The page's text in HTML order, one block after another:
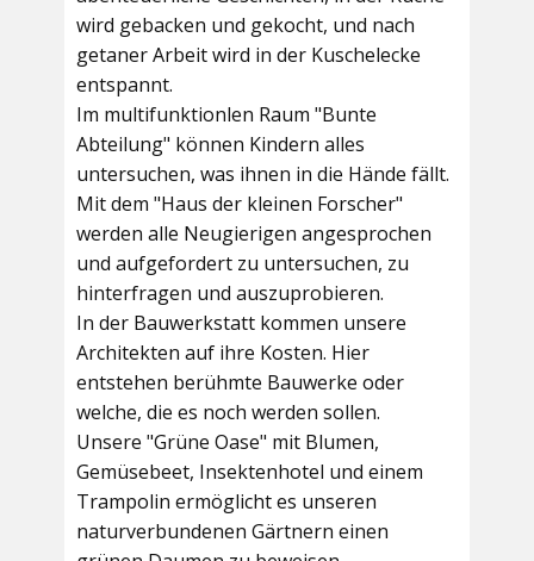
wird gebacken und gekocht, und nach
getaner Arbeit wird in der Kuschelecke
entspannt.
Im multifunktionlen Raum "Bunte
Abteilung" können Kindern alles
untersuchen, was ihnen in die Hände fällt.
Mit dem "Haus der kleinen Forscher"
werden alle Neugierigen angesprochen
und aufgefordert zu untersuchen, zu
hinterfragen und auszuprobieren.
In der Bauwerkstatt kommen unsere
Architekten auf ihre Kosten. Hier
entstehen berühmte Bauwerke oder
welche, die es noch werden sollen.
Unsere "Grüne Oase" mit Blumen,
Gemüsebeet, Insektenhotel und einem
Trampolin ermöglicht es unseren
naturverbundenen Gärtnern einen